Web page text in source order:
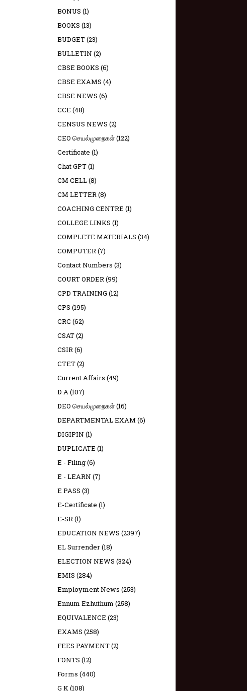
BONUS (1)
BOOKS (13)
BUDGET(23)
BULLETIN (2)
CBSE BOOKS (6)
CBSE EXAMS (4)
CBSE NEWS (6)
CCE (48)
CENSUS NEWS (2)
CEO செயல்முறைகள்(122)
Certificate (1)
Chat GPT(1)
CM CELL(8)
CM LETTER(8)
COACHING CENTRE (1)
COLLEGE LINKS (1)
COMPLETE MATERIALS (34)
COMPUTER(7)
Contact Numbers (3)
COURT ORDER(99)
CPD TRAINING (12)
CPS (195)
CRC (62)
CSAT(2)
CSIR(6)
CTET(2)
Current Affairs (49)
D A(107)
DEO செயல்முறைகள்(16)
DEPARTMENTAL EXAM (6)
DIGIPIN (1)
DUPLICATE (1)
E - Filing(6)
E - LEARN (7)
E PASS (3)
E-Certificate (1)
E-SR(1)
EDUCATION NEWS (2397)
EL Surrender(18)
ELECTION NEWS (324)
EMIS (284)
Employment News (253)
Ennum Ezhuthum (258)
EQUIVALENCE (23)
EXAMS (258)
FEES PAYMENT(2)
FONTS (12)
Forms (440)
G K(108)